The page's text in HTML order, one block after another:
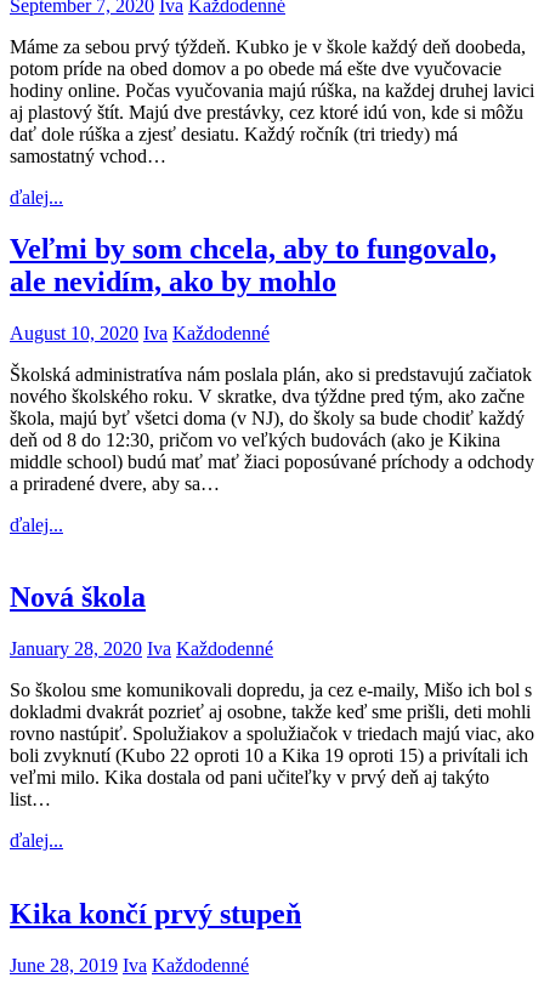
September 7, 2020 Iva Každodenné
Máme za sebou prvý týždeň. Kubko je v škole každý deň doobeda,
potom príde na obed domov a po obede má ešte dve vyučovacie
hodiny online. Počas vyučovania majú rúška, na každej druhej lavici
aj plastový štít. Majú dve prestávky, cez ktoré idú von, kde si môžu
dať dole rúška a zjesť desiatu. Každý ročník (tri triedy) má
samostatný vchod…
ďalej...
Veľmi by som chcela, aby to fungovalo,
ale nevidím, ako by mohlo
August 10, 2020 Iva Každodenné
Školská administratíva nám poslala plán, ako si predstavujú začiatok
nového školského roku. V skratke, dva týždne pred tým, ako začne
škola, majú byť všetci doma (v NJ), do školy sa bude chodiť každý
deň od 8 do 12:30, pričom vo veľkých budovách (ako je Kikina
middle school) budú mať mať žiaci poposúvané príchody a odchody
a priradené dvere, aby sa…
ďalej...
Nová škola
January 28, 2020 Iva Každodenné
So školou sme komunikovali dopredu, ja cez e-maily, Mišo ich bol s
dokladmi dvakrát pozrieť aj osobne, takže keď sme prišli, deti mohli
rovno nastúpiť. Spolužiakov a spolužiačok v triedach majú viac, ako
boli zvyknutí (Kubo 22 oproti 10 a Kika 19 oproti 15) a privítali ich
veľmi milo. Kika dostala od pani učiteľky v prvý deň aj takýto
list…
ďalej...
Kika končí prvý stupeň
June 28, 2019 Iva Každodenné